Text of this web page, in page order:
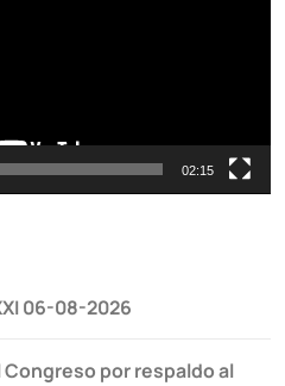
02:15
06-08-2026
por respaldo al